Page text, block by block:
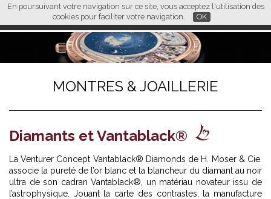
En poursuivant votre navigation sur ce site, vous acceptez l'utilisation des
cookies pour faciliter votre navigation.
OK
FR EN CN
L M
MONTRES & JOAILLERIE
Diamants et Vantablack®
La Venturer Concept Vantablack® Diamonds de H. Moser & Cie.
associe la pureté de l’or blanc et la blancheur du diamant au noir
ultra de son cadran Vantablack®, un matériau novateur issu de
l’astrophysique. Jouant la carte des contrastes, la manufacture